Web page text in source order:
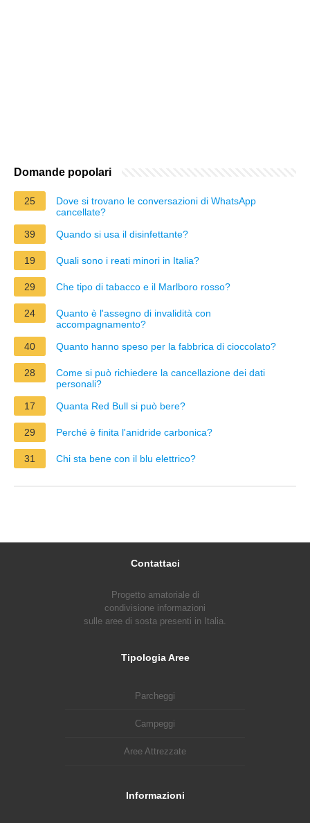
Domande popolari
25
Dove si trovano le conversazioni di WhatsApp
cancellate?
39
Quando si usa il disinfettante?
19 Quali sono i reati minori in Italia?
29 Che tipo di tabacco e il Marlboro rosso?
24
Quanto è l'assegno di invalidità con
accompagnamento?
40
Quanto hanno speso per la fabbrica di cioccolato?
28
Come si può richiedere la cancellazione dei dati
personali?
17
Quanta Red Bull si può bere?
29 Perché è finita l'anidride carbonica?
31 Chi sta bene con il blu elettrico?
Contattaci
Progetto amatoriale di
condivisione informazioni
sulle aree di sosta presenti in Italia.
Tipologia Aree
Parcheggi
Campeggi
Aree Attrezzate
Informazioni